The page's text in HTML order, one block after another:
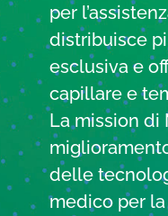
per
distribuisce
esclusiva e
capillare e
La mission di
delle
medico per